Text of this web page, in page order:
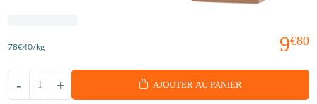
9€80
78€40/kg
+
- AJOUTER AU PANIER